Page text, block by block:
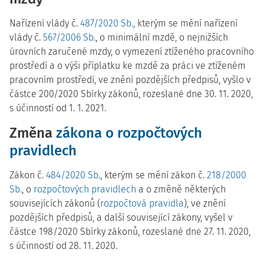
Nařízení vlády č. 487/2020 Sb., kterým se mění nařízení
vlády č. 567/2006 Sb., o minimální mzdě, o nejnižších
úrovních zaručené mzdy, o vymezení ztíženého pracovního
prostředí a o výši příplatku ke mzdě za práci ve ztíženém
pracovním prostředí, ve znění pozdějších předpisů, vyšlo v
částce 200/2020 Sbírky zákonů, rozeslané dne 30. 11. 2020,
s účinností od 1. 1. 2021.
Změna zákona o rozpočtových
pravidlech
Zákon č. 484/2020 Sb., kterým se mění zákon č. 218/2000
Sb., o rozpočtových pravidlech a o změně některých
souvisejících zákonů (rozpočtová pravidla), ve znění
pozdějších předpisů, a další související zákony, vyšel v
částce 198/2020 Sbírky zákonů, rozeslané dne 27. 11. 2020,
s účinností od 28. 11. 2020.